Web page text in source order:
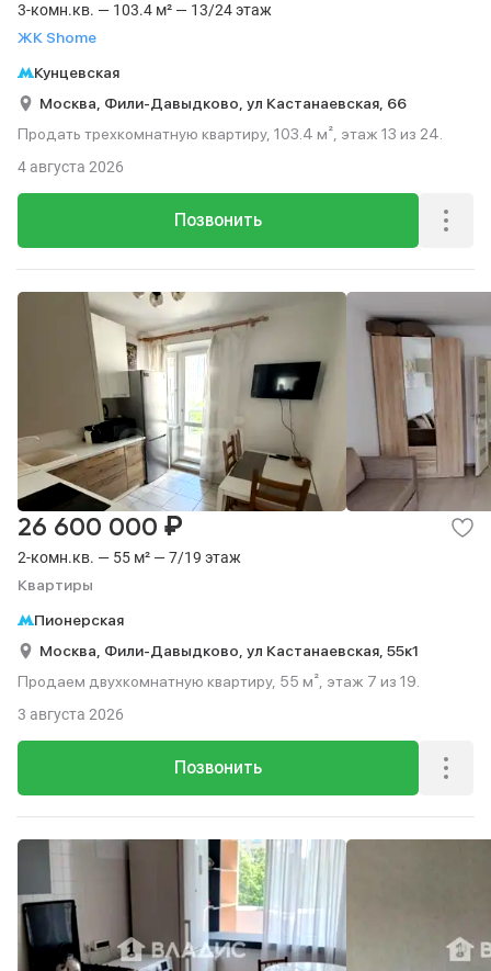
3-комн.кв. — 103.4 м² — 13/24 этаж
ЖК Shome
Кунцевская
Москва, Фили-Давыдково, ул Кастанаевская, 66
Продать трехкомнатную квартиру, 103.4 м², этаж 13 из 24.
Позвонить
4 августа 2026
2-комн.кв. — 55 м² — 7/19 этаж
Квартиры
26 600 000 ₽
Пионерская
Москва, Фили-Давыдково, ул Кастанаевская, 55к1
Продаем двухкомнатную квартиру, 55 м², этаж 7 из 19.
Позвонить
3 августа 2026